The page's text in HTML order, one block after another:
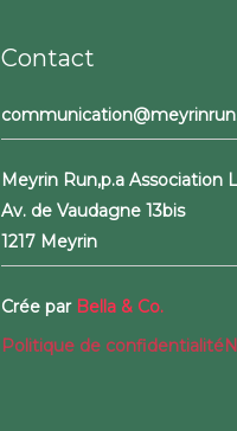
Contact
Meyrin Run,p.a Association
Av. de Vaudagne 13bis
1217 Meyrin
Crée par Bella & Co.
Politique de confidentialité